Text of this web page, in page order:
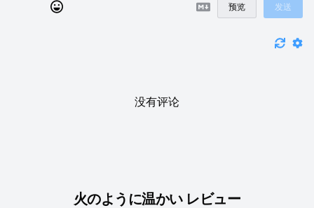
预览 发送
没有评论
火のように温かい レビュー